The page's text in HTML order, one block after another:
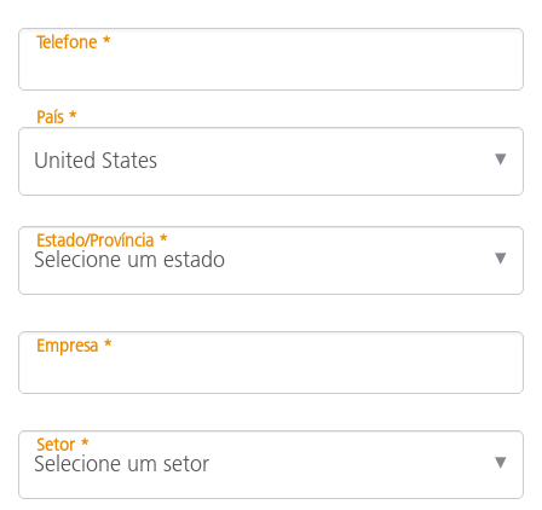
Telefone *
País *
Estado/Província *
Empresa *
Setor *